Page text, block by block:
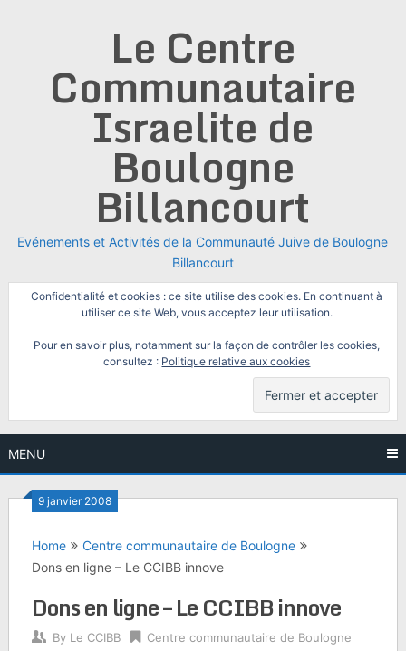
Le Centre
Communautaire
Israelite de
Boulogne
Billancourt
Evénements et Activités de la Communauté Juive de Boulogne
Billancourt
Confidentialité et cookies : ce site utilise des cookies. En continuant à
utiliser ce site Web, vous acceptez leur utilisation.
Pour en savoir plus, notamment sur la façon de contrôler les cookies,
consultez : Politique relative aux cookies
MENU
9 janvier 2008
Home
Centre communautaire de Boulogne
Dons en ligne – Le CCIBB innove
Dons en ligne – Le CCIBB innove
By Le CCIBB
Centre communautaire de Boulogne